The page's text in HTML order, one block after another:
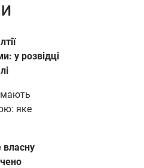
у розвідці
мають
яке
власну